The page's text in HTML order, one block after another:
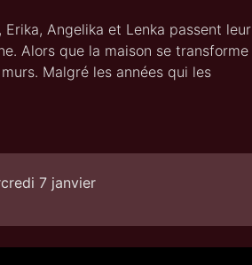
Angelika et Lenka passent leur
Alors que la maison se transforme
Malgré les années qui les
7 janvier